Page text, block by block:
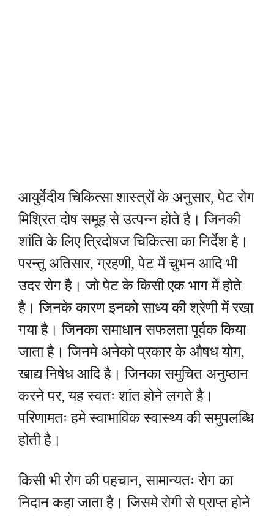
आयुर्वेदीय चिकित्सा शास्त्रों के अनुसार, पेट रोग
मिश्रित दोष समूह से उत्पन्न होते है। जिनकी
शांति के लिए त्रिदोषज चिकित्सा का निर्देश है।
परन्तु अतिसार, ग्रहणी, पेट में चुभन आदि भी
उदर रोग है। जो पेट के किसी एक भाग में होते
है। जिनके कारण इनको साध्य की श्रेणी में रखा
गया है। जिनका समाधान सफलता पूर्वक किया
जाता है। जिनमे अनेको प्रकार के औषध योग,
खाद्य निषेध आदि है। जिनका समुचित अनुष्ठान
करने पर, यह स्वतः शांत होने लगते है।
परिणामतः हमे स्वाभाविक स्वास्थ्य की समुपलब्धि
होती है।
किसी भी रोग की पहचान, सामान्यतः रोग का
निदान कहा जाता है। जिसमे रोगी से प्राप्त होने